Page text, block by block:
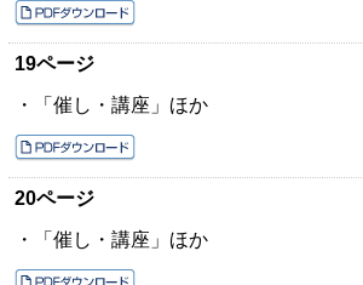
19ページ
・「催し・講座」ほか
20ページ
・「催し・講座」ほか